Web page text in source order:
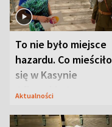
To nie było miejsce
hazardu. Co mieściło
się w Kasynie
Oficerskim?
Aktualności